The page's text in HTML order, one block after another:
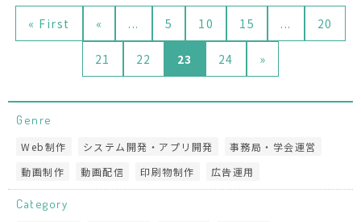
« First « ... 5 10 15 ... 20
21 22 23 24 »
Genre
Web制作 システム開発・アプリ開発
事務局・学会運営
動画制作
動画配信 印刷物制作 広告運用
Category